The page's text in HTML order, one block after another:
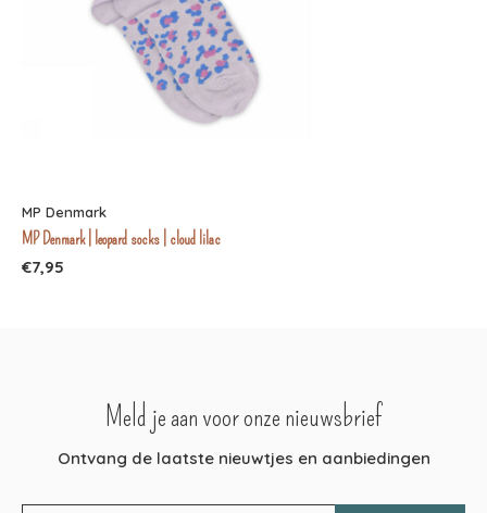
MP Denmark
MP Denmark | leopard socks | cloud lilac
€7,95
Meld je aan voor onze nieuwsbrief
Ontvang de laatste nieuwtjes en aanbiedingen